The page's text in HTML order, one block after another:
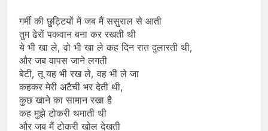
गर्मी की छुट्टियों में जब मैं ससुराल से आती
तुम ढेरों पकवान बना कर रखती थी
ये भी खा ले, वो भी खा ले कह दिन रात दुलारती थी,
और जब वापस जाने लगती
बेटी, तू यह भी रख ले, वह भी ले जा
कहकर मेरी अटैची भर देती थी,
कुछ खाने का सामान रखा है
कह मुझे टोकरी थमाती थी
और जब मैं टोकरी खोल देखती